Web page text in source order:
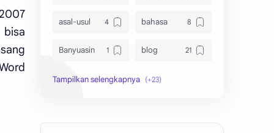
asal-usul bahasa
Banyuasin blog
bola ekonomi